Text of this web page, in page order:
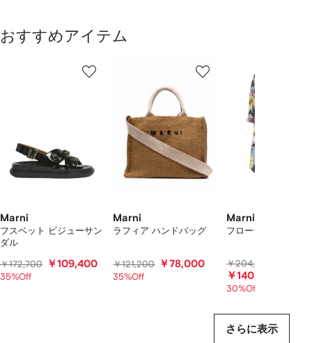
おすすめアイテム
Marni
フスベット ビジューサン
ダル
￥172,700 ￥109,400
35%Off
Marni
ラフィア ハンドバッグ
￥121,200 ￥78,000
35%Off
Marni
フローラル ドレス
￥204,400
￥140,800
30%Off
さらに表示